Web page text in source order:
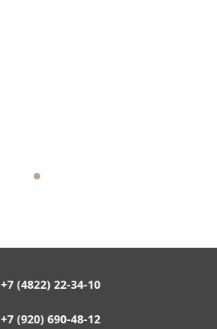
+7 (4822) 22-34-10
+7 (920) 690-48-12